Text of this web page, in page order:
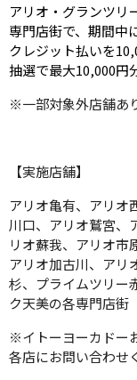
アリオ・グランツリ
専門店街で、期間中
クレジット払いを
抽選で最大10,000円
※一部対象外店舗あ
【実施店舗】
アリオ亀有、アリオ
川口、アリオ鷲宮、
リオ蘇我、アリオ市
アリオ加古川、アリ
杉、プライムツリー
ク天美の各専門店街
※イトーヨーカドー
各店にお問い合わせ